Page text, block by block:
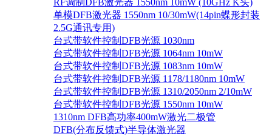
RF调制DFB激光器 1550nm 10mW (10GHz K头)
单模DFB激光器 1550nm 10/30mW(14pin蝶形封装
2.5G通讯专用)
台式带软件控制DFB光源 1030nm
台式带软件控制DFB光源 1064nm 10mW
台式带软件控制DFB光源 1083nm 10mW
台式带软件控制DFB光源 1178/1180nm 10mW
台式带软件控制DFB光源 1310/2050nm 2/10mW
台式带软件控制DFB光源 1550nm 10mW
1310nm DFB高功率400mW激光二极管
DFB(分布反馈式)半导体激光器